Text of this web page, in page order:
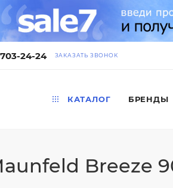
24-24 ЗАКАЗАТЬ ЗВОНОК
КАТАЛОГ БРЕНДЫ
Breeze